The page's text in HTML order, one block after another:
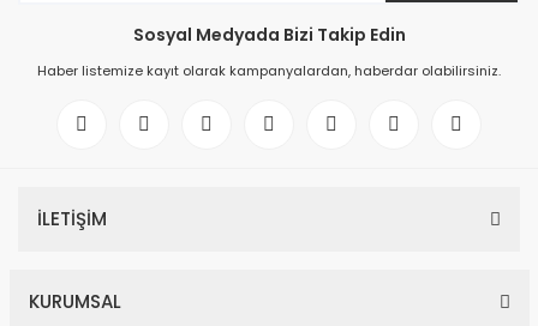
Sosyal Medyada Bizi Takip Edin
Haber listemize kayıt olarak kampanyalardan, haberdar olabilirsiniz.
İLETİŞİM
KURUMSAL